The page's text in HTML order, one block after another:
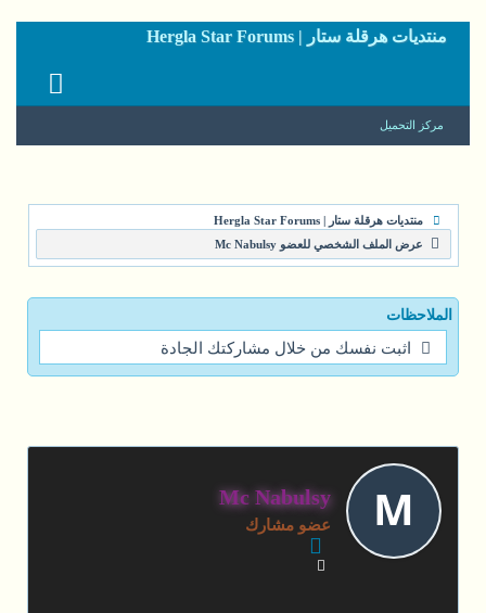
منتديات هرقلة ستار | Hergla Star Forums
مركز التحميل
منتديات هرقلة ستار | Hergla Star Forums
عرض الملف الشخصي للعضو Mc Nabulsy
الملاحظات
اثبت نفسك من خلال مشاركتك الجادة
M
Mc Nabulsy
عضو مشارك